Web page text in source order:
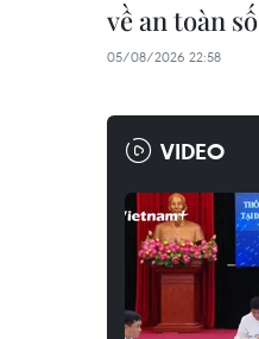
về an toàn số
05/08/2026 22:58
VIDEO